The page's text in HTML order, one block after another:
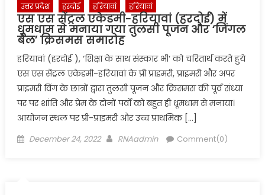
उत्तर प्रदेश हरदोई हरियावां हरियावां
एस एस सेंट्रल एकेडमी-हरियावां (हरदोई) में
धूमधाम से मनाया गया तुलसी पूजन और ‘जिंगल
बेल’ क्रिसमस समारोह
हरियावां (हरदोई ), ‘शिक्षा के साथ संस्कार भी‘ को चरितार्थ करते हुये
एस एस सेंट्रल एकेडमी-हरियावां के प्री प्राइमरी, प्राइमरी और अपर
प्राइमरी विंग के छात्रों द्वारा तुलसी पूजन और क्रिसमस की पूर्व संध्या
पर पर शांति और प्रेम के दोनों पर्वों को बहुत ही धूमधाम से मनाया।
आयोजन स्थल पर प्री-प्राइमरी और उच्च प्राथमिक […]
Posted
December 24, 2022 Author
RNAadmin Comment(0)